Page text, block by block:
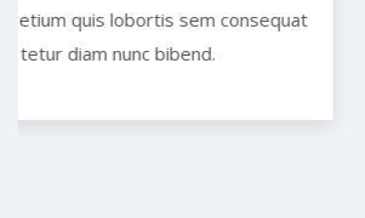
sem consequat
bibend.
Nunc